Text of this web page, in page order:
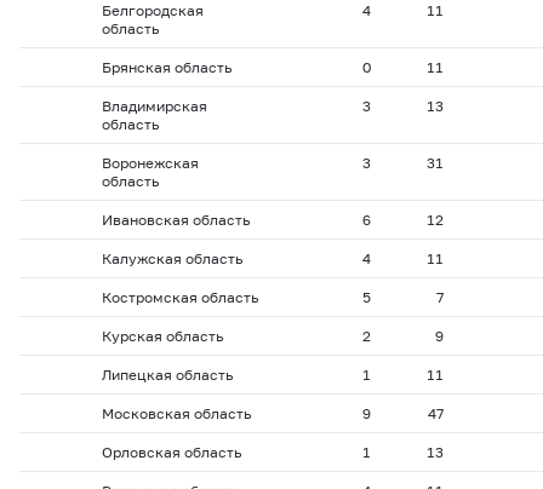
Белгородская
область
4 11
Брянская область 0 11
Владимирская
область
3 13
Воронежская
область
3 31
Ивановская область 6 12
Калужская область 4 11
Костромская область 5 7
Курская область 2 9
Липецкая область 1 11
Московская область 9 47
Орловская область 1 13